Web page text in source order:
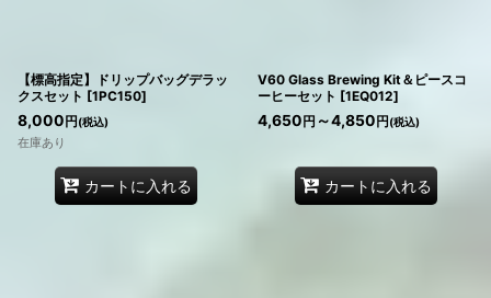
【標高指定】ドリップバッグデラッ
クスセット [1PC150]
8,000 円 (税込)
在庫あり
カートに入れる
V60 Glass Brewing Kit＆ピースコ
ーヒーセット [1EQ012]
4,650 円 ～4,850 円 (税込)
カートに入れる